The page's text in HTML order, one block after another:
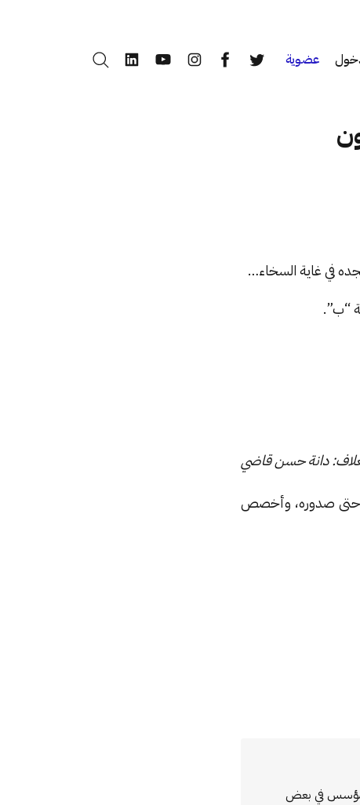
عضوية
في غاية السخاء…
“ب”.
حتى صدوره، وأخصص
مؤسس في بعض